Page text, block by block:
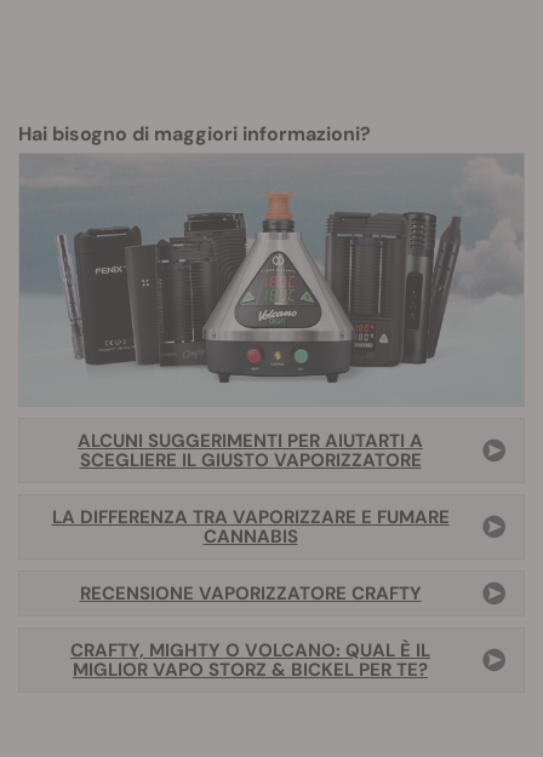
Hai bisogno di maggiori informazioni?
ALCUNI SUGGERIMENTI PER AIUTARTI A
SCEGLIERE IL GIUSTO VAPORIZZATORE
LA DIFFERENZA TRA VAPORIZZARE E FUMARE
CANNABIS
RECENSIONE VAPORIZZATORE CRAFTY
CRAFTY, MIGHTY O VOLCANO: QUAL È IL
MIGLIOR VAPO STORZ & BICKEL PER TE?